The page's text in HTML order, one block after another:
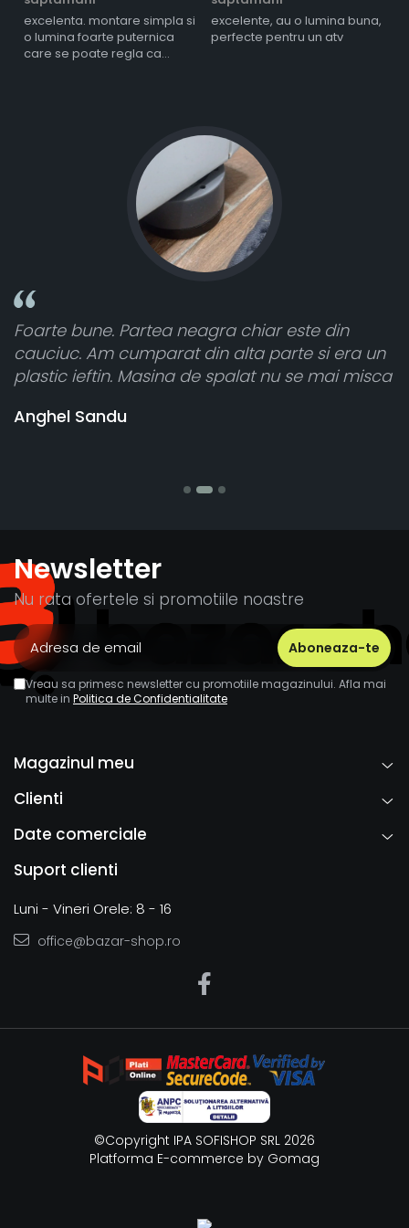
excelenta. montare simpla si
o lumina foarte puternica
care se poate regla ca
excelente, au o lumina buna,
perfecte pentru un atv
din
era un
misca
Toate sunt foarte luminoase și
atât de bine în curtea din spate. A
cele 8 bucati dar una nu a funcționat,
banii pentru 1 bucata, Multumesc
Newsletter
Nu rata ofertele si promotiile noastre
Vreau sa primesc newsletter cu promotiile magazinului. Afla mai
multe in Politica de Confidentialitate
Magazinul meu
Clienti
Date comerciale
Suport clienti
Luni - Vineri Orele: 8 - 16
office@bazar-shop.ro
©Copyright IPA SOFISHOP SRL 2026
Platforma E-commerce by Gomag